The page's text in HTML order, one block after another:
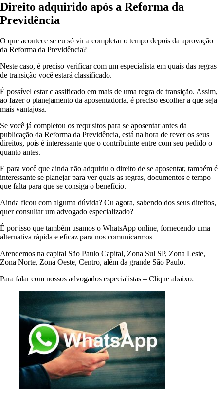
Direito adquirido após a Reforma da
Previdência
O que acontece se eu só vir a completar o tempo depois da aprovação
da Reforma da Previdência?
Neste caso, é preciso verificar com um especialista em quais das regras
de transição você estará classificado.
É possível estar classificado em mais de uma regra de transição. Assim,
ao fazer o planejamento da aposentadoria, é preciso escolher a que seja
mais vantajosa.
Se você já completou os requisitos para se aposentar antes da
publicação da Reforma da Previdência, está na hora de rever os seus
direitos, pois é interessante que o contribuinte entre com seu pedido o
quanto antes.
E para você que ainda não adquiriu o direito de se aposentar, também é
interessante se planejar para ver quais as regras, documentos e tempo
que falta para que se consiga o benefício.
Ainda ficou com alguma dúvida? Ou agora, sabendo dos seus direitos,
quer consultar um advogado especializado?
É por isso que também usamos o WhatsApp online, fornecendo uma
alternativa rápida e eficaz para nos comunicarmos
Atendemos na capital São Paulo Capital, Zona Sul SP, Zona Leste,
Zona Norte, Zona Oeste, Centro, além da grande São Paulo.
Para falar com nossos advogados especialistas – Clique abaixo: